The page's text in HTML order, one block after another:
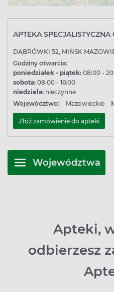
APTEKA SPECJALISTYCZNA
DĄBRÓWKI 52, MIŃSK
Godziny otwarcia:
poniedziałek - piątek: 08:00 -
sobota: 08:00 - 16:00
niedziela: nieczynne
Województwo:
Mazowieckie
Złóż zamówienie do apteki
Województwa
Apteki,
odbierzesz